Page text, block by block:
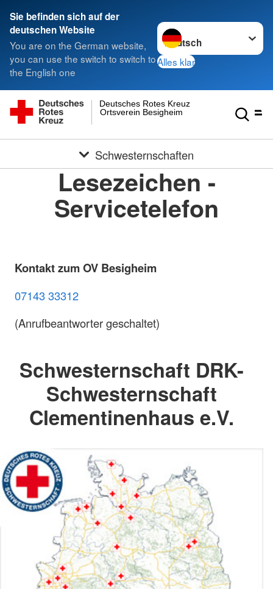
Sie befinden sich auf der
deutschen Website
You are on the German website,
you can use the switch to switch to
the English one
Sprache wechseln zu
Alles klar
Ortsverein Besigheim
Deutsches Rotes Kreuz
Schwesternschaften
Lesezeichen -
Servicetelefon
Kontakt zum OV Besigheim
07143 33312
(Anrufbeantworter geschaltet)
Schwesternschaft DRK-
Schwesternschaft
Clementinenhaus e.V.